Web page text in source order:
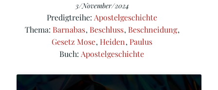
3/November/2024
Predigtreihe: Apostelgeschichte
Thema: Barnabas, Beschluss, Beschneidung,
Gesetz Mose, Heiden, Paulus
Buch: Apostelgeschichte